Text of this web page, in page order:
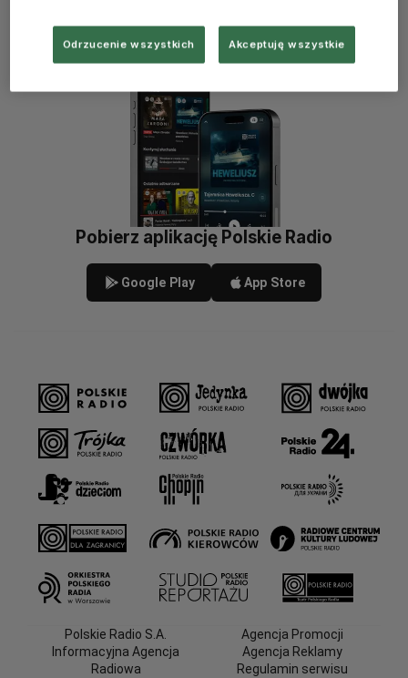
Pobierz aplikację Polskie Radio
Google Play App Store
Polskie Radio S.A.
Informacyjna Agencja
Radiowa
Agencja Promocji
Agencja Reklamy
Regulamin serwisu
Odrzucenie wszystkich Akceptuję wszystkie